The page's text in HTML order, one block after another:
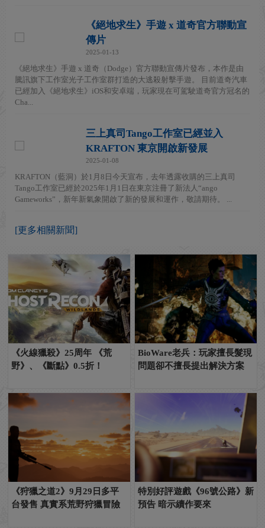
《絕地求生》手遊 x 道奇官方聯動宣
傳片
2025-01-13
《絕地求生》手遊 x 道奇（Dodge）官方聯動宣傳片發布，本作是由
騰訊旗下工作室光子工作室群打造的大逃殺射擊手遊。 目前道奇汽車
已經加入《絕地求生》iOS和安卓端，玩家現在可駕駛道奇官方冠名的
Cha...
三上真司Tango工作室已經並入
KRAFTON 東京開啟新發展
2025-01-08
KRAFTON（藍洞）於1月8日今天宣布，去年透露收購的三上真司
Tango工作室已經於2025年1月1日在東京注冊了新法人“ango
Gameworks”，新年新氣象開啟了新的發展和運作，敬請期待。 ...
[更多相關新聞]
《火線獵殺》25周年 《荒
野》、《斷點》0.5折！
BioWare老兵：玩家擅長髮現
問題卻不擅長提出解決方案
《狩獵之道2》9月29日多平
台發售 真實系荒野狩獵冒險
特別好評遊戲《96號公路》新
預告 暗示續作要來